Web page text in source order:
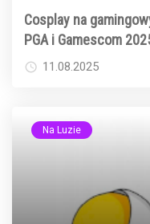
Cosplay na
PGA i Gamescom
11.08.2025
Na Luzie